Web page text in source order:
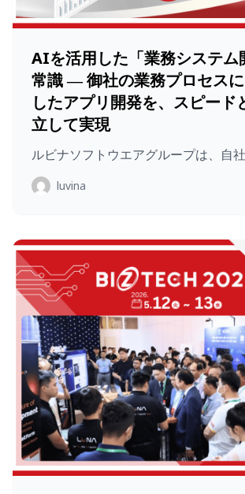
AIを活用した「業務システム
常識 ― 御社の業務プロセス
したアプリ開発を、スピード
立して実現
ルビナソフトウエアグループは、自
luvina